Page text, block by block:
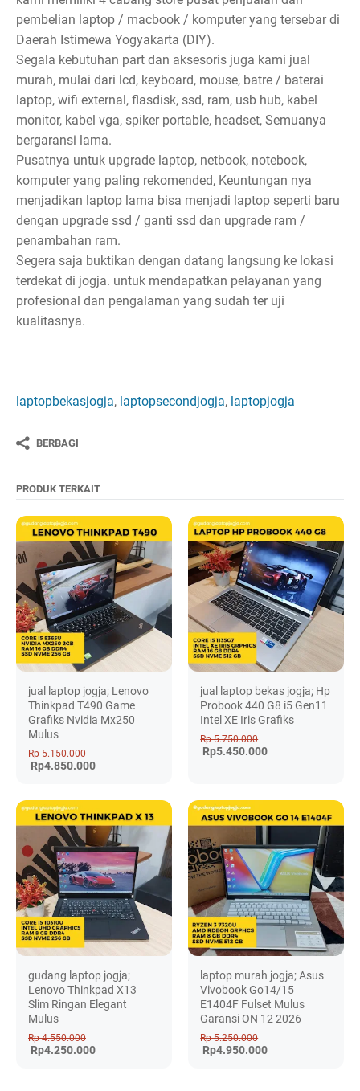
pembelian laptop / macbook / komputer yang tersebar di
Daerah Istimewa Yogyakarta (DIY).
Segala kebutuhan part dan aksesoris juga kami jual
murah, mulai dari lcd, keyboard, mouse, batre / baterai
laptop, wifi external, flasdisk, ssd, ram, usb hub, kabel
monitor, kabel vga, spiker portable, headset, Semuanya
bergaransi lama.
Pusatnya untuk upgrade laptop, netbook, notebook,
komputer yang paling rekomended, Keuntungan nya
menjadikan laptop lama bisa menjadi laptop seperti baru
dengan upgrade ssd / ganti ssd dan upgrade ram /
penambahan ram.
Segera saja buktikan dengan datang langsung ke lokasi
terdekat di jogja. untuk mendapatkan pelayanan yang
profesional dan pengalaman yang sudah ter uji
kualitasnya.
laptopbekasjogja, laptopsecondjogja, laptopjogja
BERBAGI
PRODUK TERKAIT
jual laptop jogja; Lenovo
Thinkpad T490 Game
Grafiks Nvidia Mx250
Mulus
Rp 5.150.000
Rp4.850.000
jual laptop bekas jogja; Hp
Probook 440 G8 i5 Gen11
Intel XE Iris Grafiks
Rp 5.750.000
Rp5.450.000
gudang laptop jogja;
Lenovo Thinkpad X13
Slim Ringan Elegant
Mulus
Rp 4.550.000
Rp4.250.000
laptop murah jogja; Asus
Vivobook Go14/15
E1404F Fulset Mulus
Garansi ON 12 2026
Rp 5.250.000
Rp4.950.000